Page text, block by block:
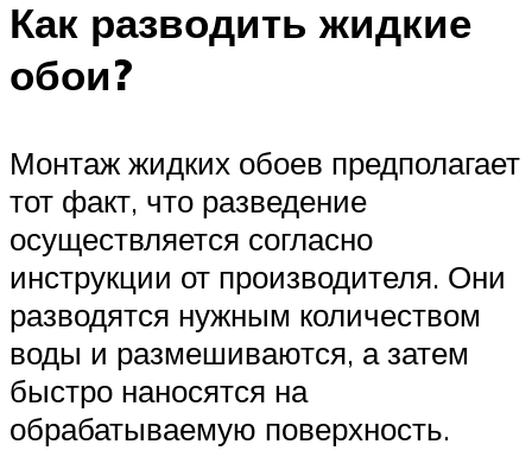
Как разводить жидкие
обои?
Монтаж жидких обоев предполагает
тот факт, что разведение
осуществляется согласно
инструкции от производителя. Они
разводятся нужным количеством
воды и размешиваются, а затем
быстро наносятся на
обрабатываемую поверхность.